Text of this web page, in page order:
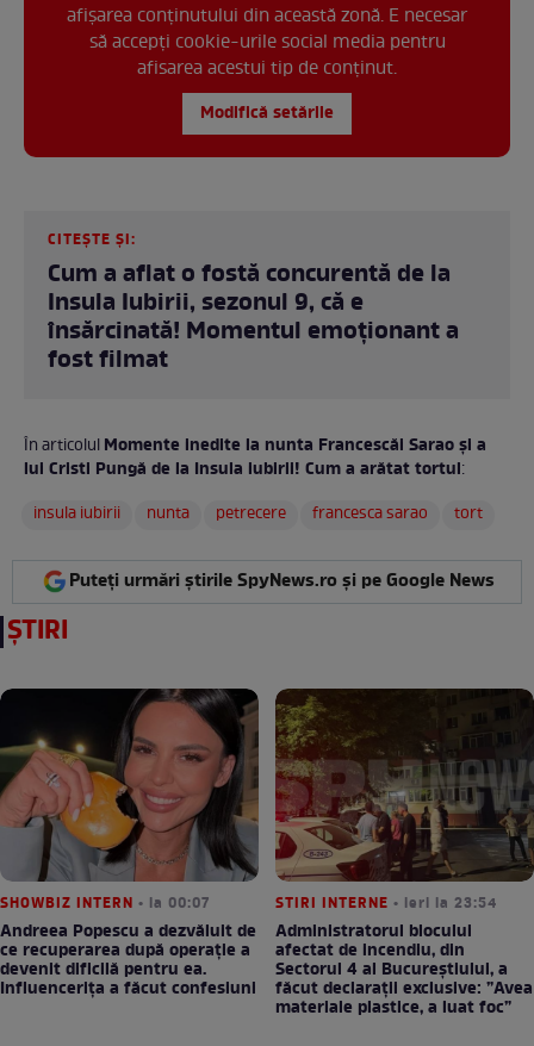
afișarea conținutului din această zonă. E necesar
să accepți cookie-urile social media pentru
afisarea acestui tip de conținut.
Modifică setările
CITEȘTE ȘI:
Cum a aflat o fostă concurentă de la
Insula Iubirii, sezonul 9, că e
însărcinată! Momentul emoționant a
fost filmat
În articolulMomente inedite la nunta Francescăi Sarao și a
lui Cristi Pungă de la Insula iubirii! Cum a arătat tortul:
insula iubirii
nunta petrecere francesca sarao tort
Puteți urmări știrile SpyNews.ro și pe Google News
ȘTIRI
SHOWBIZ INTERN • la 00:07
Andreea Popescu a dezvăluit de
ce recuperarea după operație a
devenit dificilă pentru ea.
Influencerița a făcut confesiuni
STIRI INTERNE • ieri la 23:54
Administratorul blocului
afectat de incendiu, din
Sectorul 4 al Bucureștiului, a
făcut declarații exclusive: ”Avea
materiale plastice, a luat foc”